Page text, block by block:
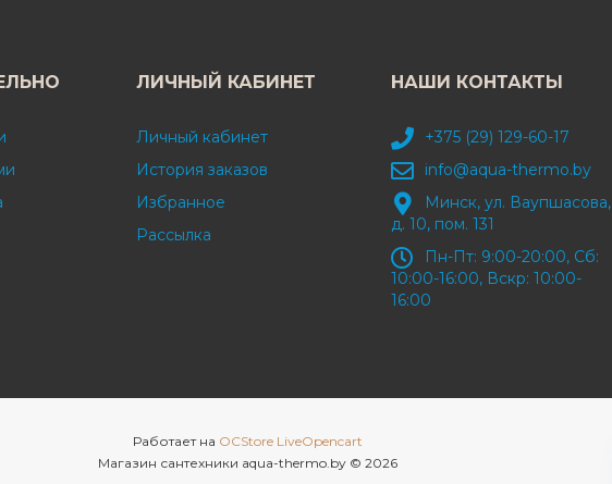
ЛИЧНЫЙ КАБИНЕТ
Личный кабинет
История заказов
Избранное
Рассылка
НАШИ КОНТАКТЫ
+375 (29) 129-60-17
info@aqua-thermo.by
Минск, ул. Ваупшасова,
д. 10, пом. 131
Пн-Пт: 9:00-20:00, Сб:
10:00-16:00, Вскр: 10:00-
16:00
Работает на OCStore LiveOpencart
Магазин сантехники aqua-thermo.by © 2026